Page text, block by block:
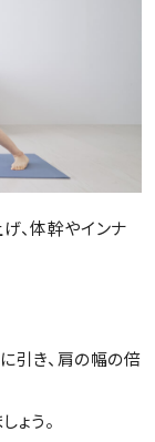
、体幹やインナ
引き、肩の幅の倍
う。